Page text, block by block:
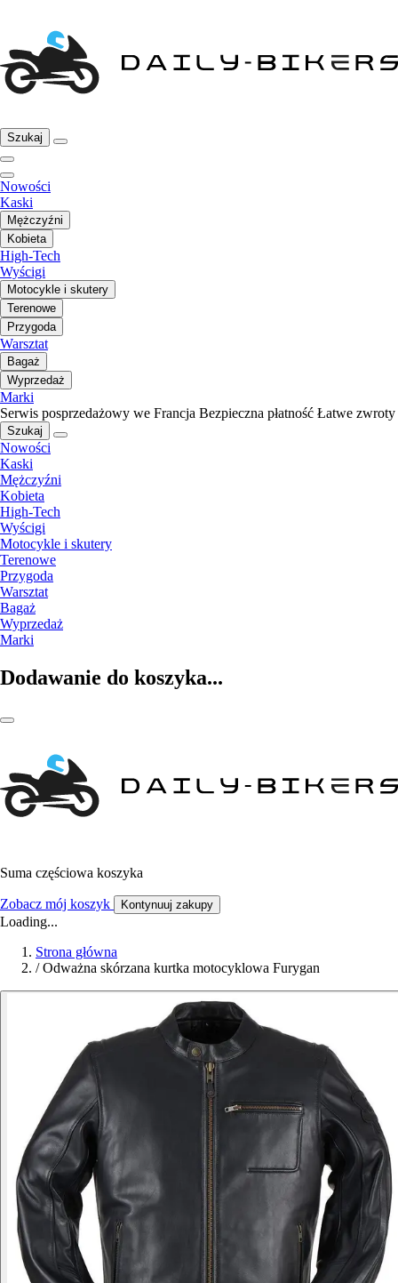
Szukaj
Nowości
Kaski
Mężczyźni
Kobieta
High-Tech
Wyścigi
Motocykle i skutery
Terenowe
Przygoda
Warsztat
Bagaż
Wyprzedaż
Marki
Serwis posprzedażowy we Francja Bezpieczna płatność Łatwe zwroty
Szukaj
Nowości
Kaski
Mężczyźni
Kobieta
High-Tech
Wyścigi
Motocykle i skutery
Terenowe
Przygoda
Warsztat
Bagaż
Wyprzedaż
Marki
Dodawanie do koszyka...
Suma częściowa koszyka
Zobacz mój koszyk Kontynuuj zakupy
Loading...
Strona główna
/ Odważna skórzana kurtka motocyklowa Furygan